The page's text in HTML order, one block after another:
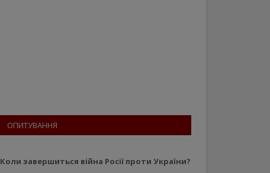
ОПИТУВАННЯ
Коли завершиться війна Росії проти України?